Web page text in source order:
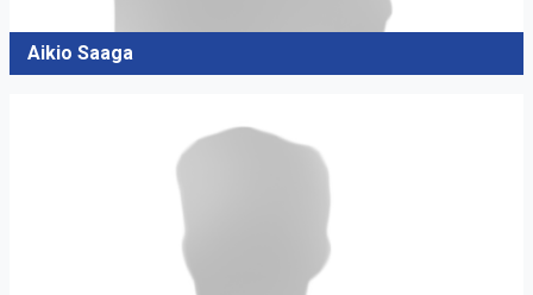
Aikio Saaga